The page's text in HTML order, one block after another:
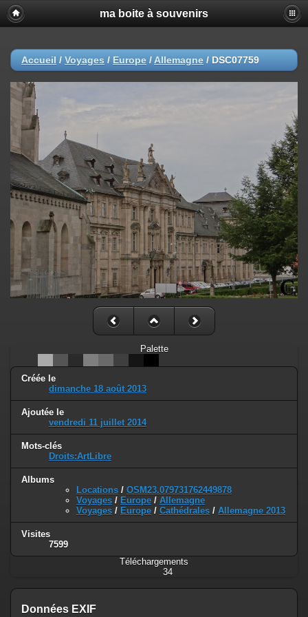
ma boite à souvenirs
Accueil / Voyages / Europe / Allemagne / DSC07759
Palette
Créée le
dimanche 18 août 2013
Ajoutée le
vendredi 11 juillet 2014
Mots-clés
Droits:ArtLibre
Albums
Locations / OSM23.079731762449878
Voyages / Europe / Allemagne
Voyages / Europe / Cathédrales / Allemagne 2013
Visites
7599
Téléchargements
34
Données EXIF